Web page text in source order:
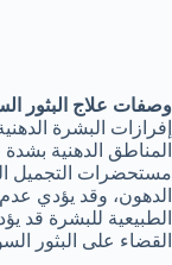
وصفات علاج البثور
إفرازات البشرة
المناطق الدهنية
مستحضرات التجميل
الدهون، وقد يؤدي
الطبيعية للبشرة قد
القضاء على البثور